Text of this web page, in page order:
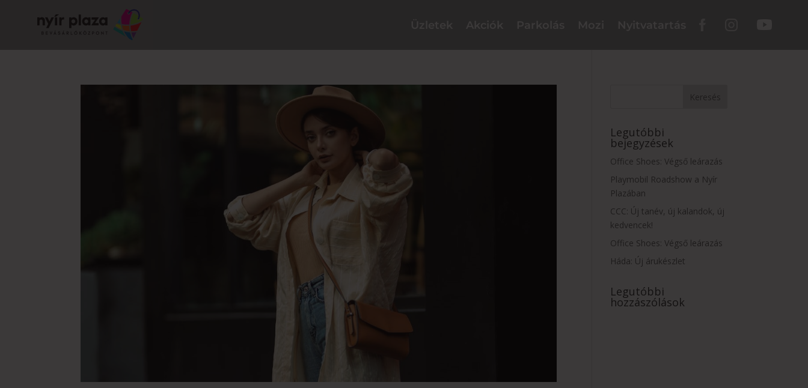
Legutóbbi
bejegyzések
Office Shoes: Végső leárazás
Playmobil Roadshow a Nyír
Plazában
CCC: Új tanév, új kalandok, új
kedvencek!
Office Shoes: Végső leárazás
Háda: Új árukészlet
Legutóbbi
hozzászólások